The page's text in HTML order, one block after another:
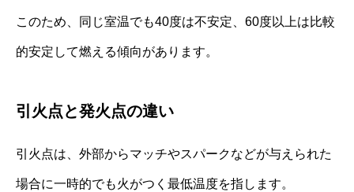
このため、同じ室温でも40度は不安定、60度以上は比較
的安定して燃える傾向があります。
引火点と発火点の違い
引火点は、外部からマッチやスパークなどが与えられた
場合に一時的でも火がつく最低温度を指します。